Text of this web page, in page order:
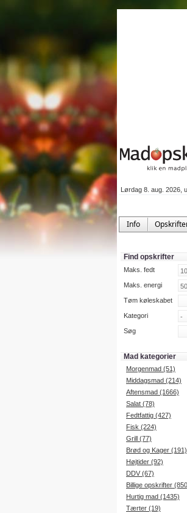
Lørdag 8. aug. 2026,
Info
Find opskrifter
Maks. fedt
Maks. energi
Tøm køleskabet
Kategori
Søg
Mad kategorier
Morgenmad (51)
Middagsmad (214)
Aftensmad (1666)
Salat (78)
Fedtfattig (427)
Fisk (224)
Grill (77)
Brød og Kager (191)
Højtider (92)
DDV (67)
Billige opskrifter
Hurtig mad (1435)
Tærter (19)